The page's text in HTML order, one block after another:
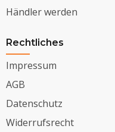
Händler werden
Rechtliches
Impressum
AGB
Datenschutz
Widerrufsrecht